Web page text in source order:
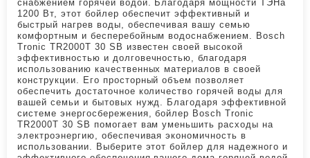
снабжением горячей водой. Благодаря мощности ТЭНа
1200 Вт, этот бойлер обеспечит эффективный и
быстрый нагрев воды, обеспечивая вашу семью
комфортным и бесперебойным водоснабжением. Bosch
Tronic TR2000T 30 SB известен своей высокой
эффективностью и долговечностью, благодаря
использованию качественных материалов в своей
конструкции. Его просторный объем позволяет
обеспечить достаточное количество горячей воды для
вашей семьи и бытовых нужд. Благодаря эффективной
системе энергосбережения, бойлер Bosch Tronic
TR2000T 30 SB помогает вам уменьшить расходы на
электроэнергию, обеспечивая экономичность в
использовании. Выберите этот бойлер для надежного и